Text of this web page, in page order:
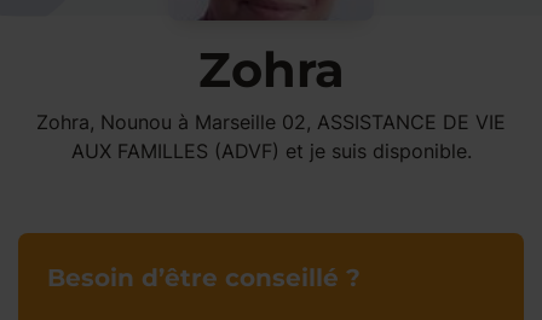
Zohra
Zohra, Nounou à Marseille 02, ASSISTANCE DE VIE
AUX FAMILLES (ADVF) et je suis disponible.
Besoin d’être conseillé ?